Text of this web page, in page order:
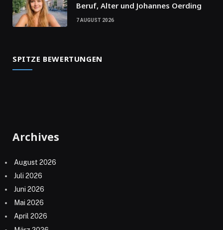
Beruf, Alter und Johannes Oerding
7 AUGUST 2026
SPITZE BEWERTUNGEN
Archives
August 2026
Juli 2026
Juni 2026
Mai 2026
April 2026